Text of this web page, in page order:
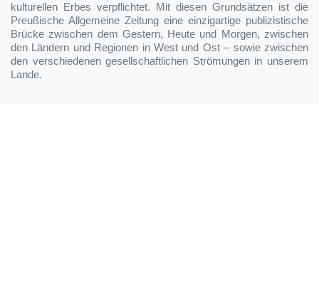
kulturellen Erbes verpflichtet. Mit diesen Grundsätzen ist die
Preußische Allgemeine Zeitung eine einzigartige publizistische
Brücke zwischen dem Gestern, Heute und Morgen, zwischen
den Ländern und Regionen in West und Ost – sowie zwischen
den verschiedenen gesellschaftlichen Strömungen in unserem
Lande.